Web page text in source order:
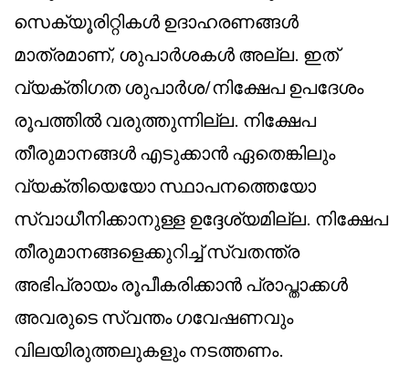
സെക്യൂരിറ്റികൾ ഉദാഹരണങ്ങൾ
മാത്രമാണ്, ശുപാർശകൾ അല്ല. ഇത്
വ്യക്തിഗത ശുപാർശ/നിക്ഷേപ ഉപദേശം
രൂപത്തിൽ വരുത്തുന്നില്ല. നിക്ഷേപ
തീരുമാനങ്ങൾ എടുക്കാൻ ഏതെങ്കിലും
വ്യക്തിയെയോ സ്ഥാപനത്തെയോ
സ്വാധീനിക്കാനുള്ള ഉദ്ദേശ്യമില്ല. നിക്ഷേപ
തീരുമാനങ്ങളെക്കുറിച്ച് സ്വതന്ത്ര
അഭിപ്രായം രൂപീകരിക്കാൻ പ്രാപ്താക്കൾ
അവരുടെ സ്വന്തം ഗവേഷണവും
വിലയിരുത്തലുകളും നടത്തണം.